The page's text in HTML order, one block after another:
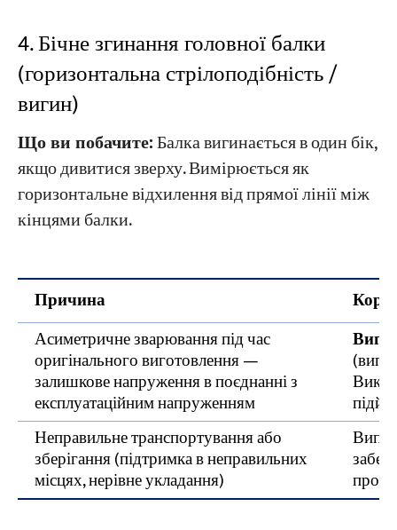
4. Бічне згинання головної балки
(горизонтальна стрілоподібність /
вигин)
Що ви побачите:Балка вигинається в один бік,
якщо дивитися зверху. Вимірюється як
горизонтальне відхилення від прямої лінії між
кінцями балки.
Причина
Асиметричне зварювання під час
оригінального виготовлення —
залишкове напруження в поєднанні з
експлуатаційним напруженням
Неправильне транспортування або
зберігання (підтримка в неправильних
місцях, нерівне укладання)